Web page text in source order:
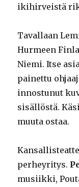
ikihirveistä
Tavallaan
Hurmeen
Niemi. Itse
painettu
innostunut
sisällöstä.
muuta ostaa.
perheyritys.
musiikki,